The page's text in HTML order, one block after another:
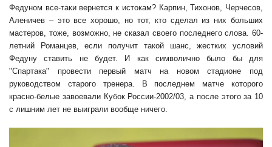
Федуном все-таки вернется к истокам? Карпин, Тихонов, Черчесов,
Аленичев – это все хорошо, но тот, кто сделал из них больших
мастеров, тоже, возможно, не сказал своего последнего слова. 60-
летний Романцев, если получит такой шанс, жестких условий
Федуну ставить не будет. И как символично было бы для
"Спартака" провести первый матч на новом стадионе под
руководством старого тренера. В последнем матче которого
красно-белые завоевали Кубок России-2002/03, а после этого за 10
с лишним лет не выиграли вообще ничего.